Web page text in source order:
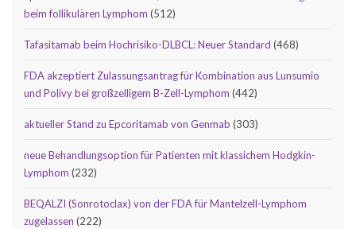
beim follikulären Lymphom (512)
Tafasitamab beim Hochrisiko-DLBCL: Neuer Standard (468)
FDA akzeptiert Zulassungsantrag für Kombination aus Lunsumio
und Polivy bei großzelligem B-Zell-Lymphom (442)
aktueller Stand zu Epcoritamab von Genmab (303)
neue Behandlungsoption für Patienten mit klassichem Hodgkin-
Lymphom (232)
BEQALZI (Sonrotoclax) von der FDA für Mantelzell-Lymphom
zugelassen (222)